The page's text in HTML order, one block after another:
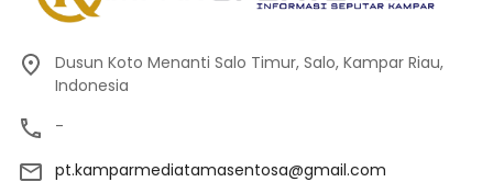
Dusun Koto Menanti Salo Timur, Salo, Kampar Riau,
Indonesia
-
pt.kamparmediatamasentosa@gmail.com